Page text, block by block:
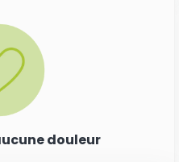
douleur